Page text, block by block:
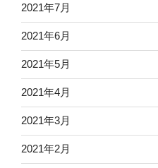
2021年7月
2021年6月
2021年5月
2021年4月
2021年3月
2021年2月